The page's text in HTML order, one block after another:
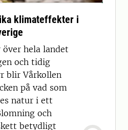
klimateffekter i
hela landet
och tidig
blir Vårkollen
på vad som
natur i ett
och
betydligt